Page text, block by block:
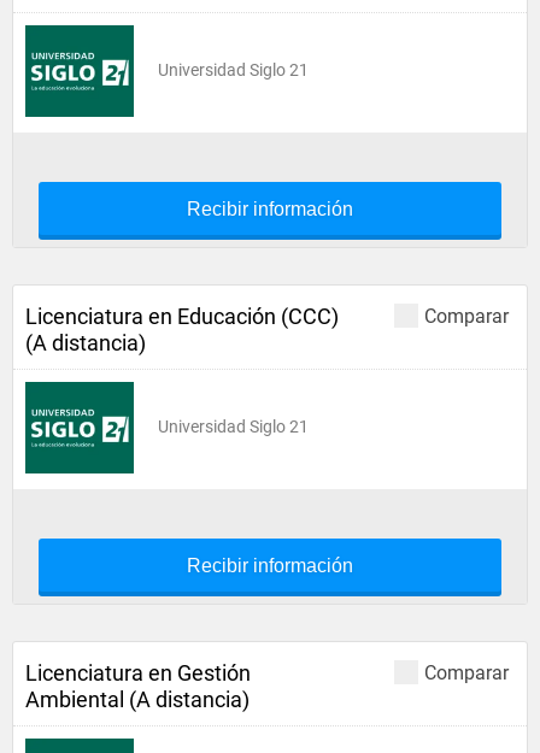
Universidad Siglo 21
Recibir información
Comparar
Licenciatura en Educación (CCC)
(A distancia)
Universidad Siglo 21
Recibir información
Comparar
Licenciatura en Gestión
Ambiental (A distancia)